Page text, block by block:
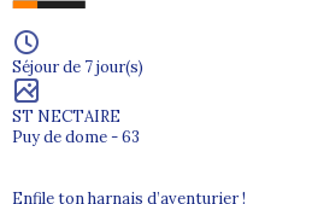
Séjour de 7 jour(s)
ST NECTAIRE
Puy de dome - 63
Enfile ton harnais d’aventurier !